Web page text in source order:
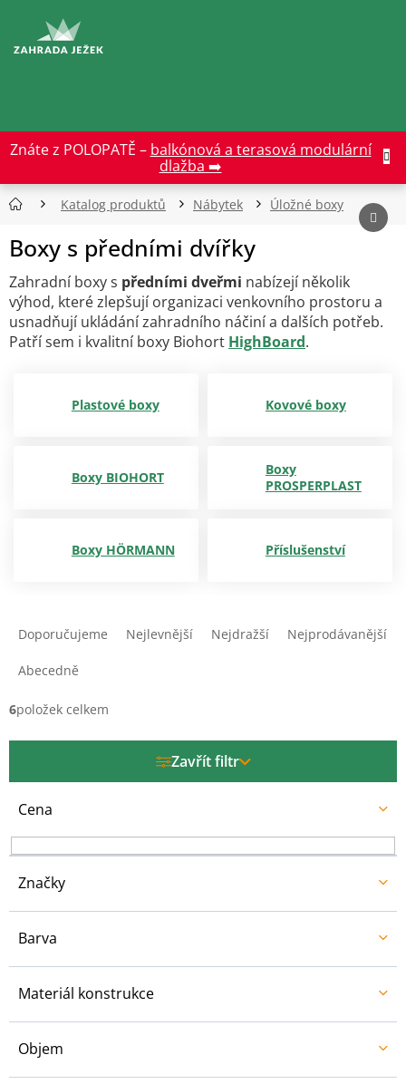
obsah
Znáte z POLOPATĚ – balkónová a terasová modulární
dlažba ➡️
Katalog produktů Nábytek Úložné boxy
Boxy s předními dvířky
Zahradní boxy s předními dveřmi nabízejí několik
výhod, které zlepšují organizaci venkovního prostoru a
usnadňují ukládání zahradního náčiní a dalších potřeb.
Patří sem i kvalitní boxy Biohort HighBoard.
Plastové boxy Kovové boxy
Boxy BIOHORT
Boxy
PROSPERPLAST
Boxy HÖRMANN Příslušenství
í
k
t
Doporučujeme Nejlevnější Nejdražší Nejprodávanější
Abecedně
6položek celkem
Zavřít filtr
Cena
Značky
Barva
Materiál konstrukce
Objem